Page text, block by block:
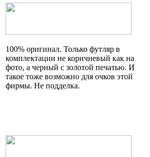
100% оригинал. Только футляр в
комплектации не коричневый как на
фото, а черный с золотой печатью. И
такое тоже возможно для очков этой
фирмы. Не подделка.